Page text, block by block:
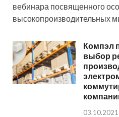
вебинара посвященного
высокопроизводительных
Компэл
выбор
03.10.2021